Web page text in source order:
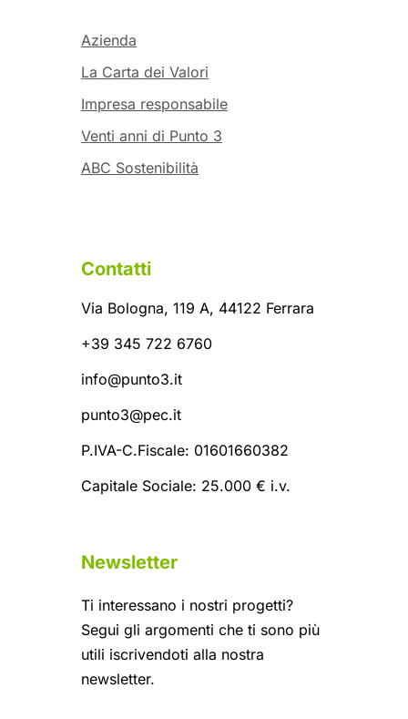
Azienda
La Carta dei Valori
Impresa responsabile
Venti anni di Punto 3
ABC Sostenibilità
Contatti
Via Bologna, 119 A, 44122 Ferrara
+39 345 722 6760
info@punto3.it
punto3@pec.it
P.IVA-C.Fiscale: 01601660382
Capitale Sociale: 25.000 € i.v.
Newsletter
Ti interessano i nostri progetti?
Segui gli argomenti che ti sono più
utili iscrivendoti alla nostra
newsletter.